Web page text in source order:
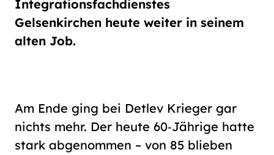
Schriftgröße
Integrationsfachdienstes
Gelsenkirchen heute weiter in seinem
alten Job.
Am Ende ging bei Detlev Krieger gar
nichts mehr. Der heute 60‑Jährige hatte
stark abgenommen – von 85 blieben